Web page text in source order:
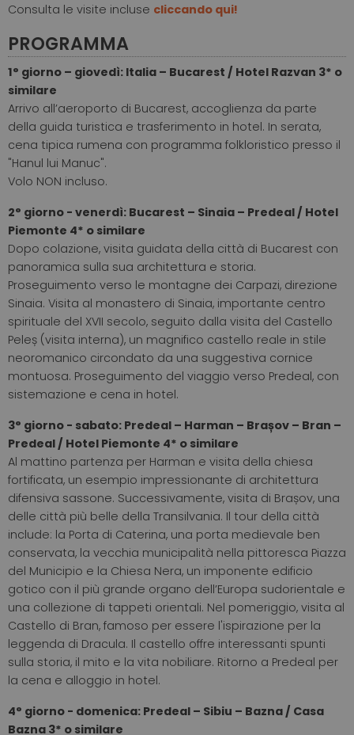
Consulta le visite incluse cliccando qui!
PROGRAMMA
1° giorno – giovedì: Italia – Bucarest / Hotel Razvan 3* o
similare
Arrivo all’aeroporto di Bucarest, accoglienza da parte
della guida turistica e trasferimento in hotel. In serata,
cena tipica rumena con programma folkloristico presso il
"Hanul lui Manuc".
Volo NON incluso.
2° giorno - venerdì: Bucarest – Sinaia – Predeal / Hotel
Piemonte 4* o similare
Dopo colazione, visita guidata della città di Bucarest con
panoramica sulla sua architettura e storia.
Proseguimento verso le montagne dei Carpazi, direzione
Sinaia. Visita al monastero di Sinaia, importante centro
spirituale del XVII secolo, seguito dalla visita del Castello
Peleș (visita interna), un magnifico castello reale in stile
neoromanico circondato da una suggestiva cornice
montuosa. Proseguimento del viaggio verso Predeal, con
sistemazione e cena in hotel.
3° giorno - sabato: Predeal – Harman – Brașov – Bran –
Predeal / Hotel Piemonte 4* o similare
Al mattino partenza per Harman e visita della chiesa
fortificata, un esempio impressionante di architettura
difensiva sassone. Successivamente, visita di Brașov, una
delle città più belle della Transilvania. Il tour della città
include: la Porta di Caterina, una porta medievale ben
conservata, la vecchia municipalità nella pittoresca Piazza
del Municipio e la Chiesa Nera, un imponente edificio
gotico con il più grande organo dell’Europa sudorientale e
una collezione di tappeti orientali. Nel pomeriggio, visita al
Castello di Bran, famoso per essere l'ispirazione per la
leggenda di Dracula. Il castello offre interessanti spunti
sulla storia, il mito e la vita nobiliare. Ritorno a Predeal per
la cena e alloggio in hotel.
4° giorno - domenica: Predeal – Sibiu – Bazna / Casa
Bazna 3* o similare